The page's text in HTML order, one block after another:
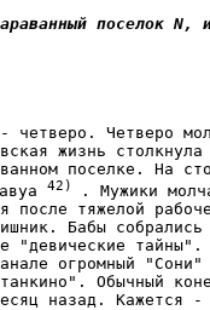
Четверо
жизнь
поселке. На
42)
. Мужики
после тяжелой
Бабы
"девические
огромный
Обычный
назад. Кажется -